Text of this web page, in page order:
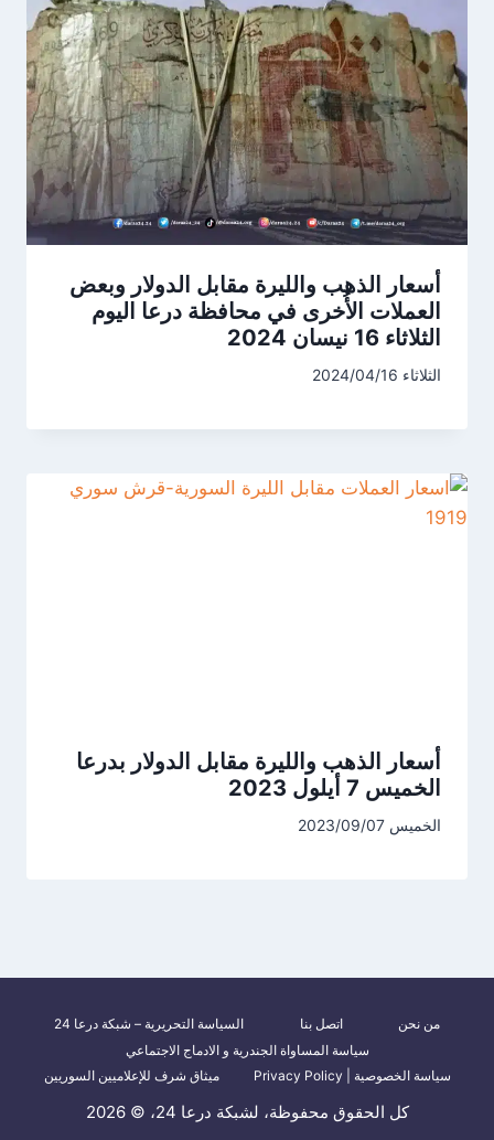
أسعار الذهب والليرة مقابل الدولار وبعض
العملات الأُخرى في محافظة درعا اليوم
الثلاثاء 16 نيسان 2024
الثلاثاء 2024/04/16
أسعار الذهب والليرة مقابل الدولار بدرعا
الخميس 7 أيلول 2023
الخميس 2023/09/07
من نحن اتصل بنا
السياسة التحريرية – شبكة درعا 24
سياسة المساواة الجندرية و الادماج الاجتماعي
سياسة الخصوصية | Privacy Policy
ميثاق شرف للإعلاميين السوريين
كل الحقوق محفوظة، لشبكة درعا 24، © 2026